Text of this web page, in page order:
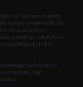
ve İletişim Kurumu
hizmet vermektedir. Bu
veya araştırma
yazdıkları içeriklerin
sorumluluğu kabul
içerikleri,
halinde, ilgili